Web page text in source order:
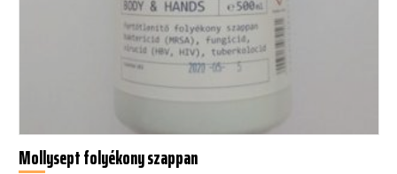
Mollysept folyékony szappan